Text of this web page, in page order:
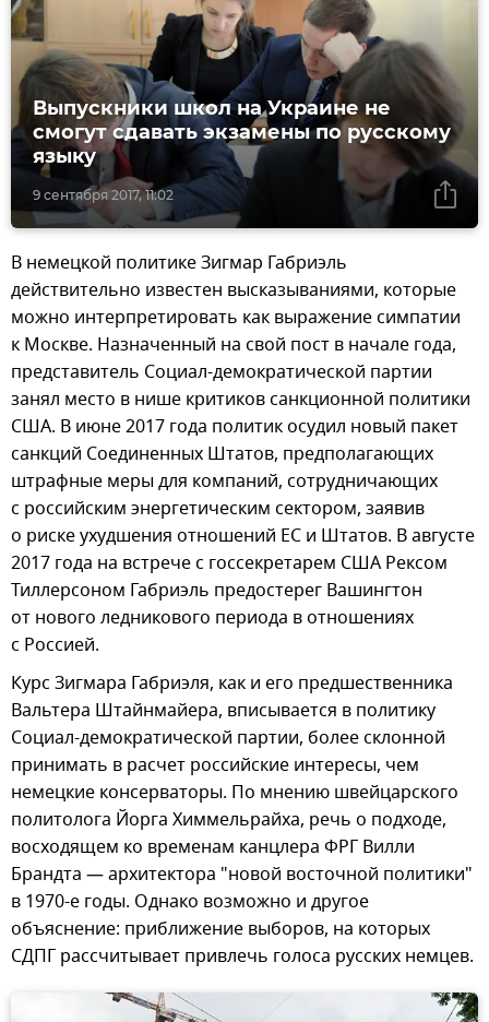
9 сентября 2017, 11:02
Выпускники школ на Украине не
смогут сдавать экзамены по русскому
языку
В немецкой политике Зигмар Габриэль
действительно известен высказываниями, которые
можно интерпретировать как выражение симпатии
к Москве. Назначенный на свой пост в начале года,
представитель Социал-демократической партии
занял место в нише критиков санкционной политики
США. В июне 2017 года политик осудил новый пакет
санкций Соединенных Штатов, предполагающих
штрафные меры для компаний, сотрудничающих
с российским энергетическим сектором, заявив
о риске ухудшения отношений ЕС и Штатов. В августе
2017 года на встрече с госсекретарем США Рексом
Тиллерсоном Габриэль предостерег Вашингтон
от нового ледникового периода в отношениях
с Россией.
Курс Зигмара Габриэля, как и его предшественника
Вальтера Штайнмайера, вписывается в политику
Социал-демократической партии, более склонной
принимать в расчет российские интересы, чем
немецкие консерваторы. По мнению швейцарского
политолога Йорга Химмельрайха, речь о подходе,
восходящем ко временам канцлера ФРГ Вилли
Брандта — архитектора "новой восточной политики"
в 1970-е годы. Однако возможно и другое
объяснение: приближение выборов, на которых
СДПГ рассчитывает привлечь голоса русских немцев.